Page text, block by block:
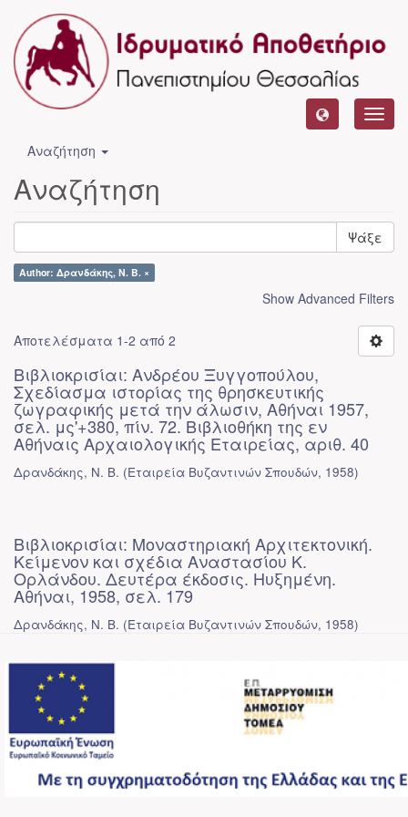
Αναζήτηση
Αναζήτηση
Ψάξε
Author: Δρανδάκης, Ν. Β. ×
Show Advanced Filters
Αποτελέσματα 1-2 από 2
Βιβλιοκρισίαι: Ανδρέου Ξυγγοπούλου,
Σχεδίασμα ιστορίας της θρησκευτικής
ζωγραφικής μετά την άλωσιν, Αθήναι 1957,
σελ. μς'+380, πίν. 72. Βιβλιοθήκη της εν
Αθήναις Αρχαιολογικής Εταιρείας, αριθ. 40
Δρανδάκης, Ν. Β. (Εταιρεία Βυζαντινών Σπουδών, 1958)
Βιβλιοκρισίαι: Μοναστηριακή Αρχιτεκτονική.
Κείμενον και σχέδια Αναστασίου Κ.
Ορλάνδου. Δευτέρα έκδοσις. Ηυξημένη.
Αθήναι, 1958, σελ. 179
Δρανδάκης, Ν. Β. (Εταιρεία Βυζαντινών Σπουδών, 1958)